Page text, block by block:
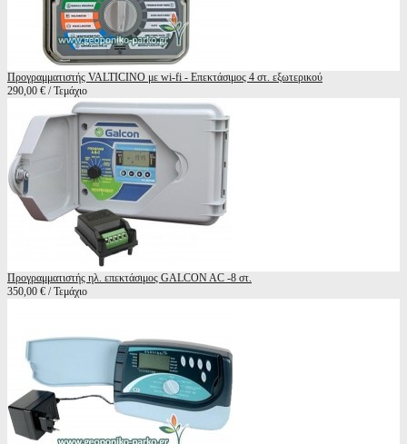
Προγραμματιστής VALTICINO με wi-fi - Επεκτάσιμος 4 στ. εξωτερικού
290,00 € / Τεμάχιο
Προγραμματιστής ηλ. επεκτάσιμος GALCON AC -8 στ.
350,00 € / Τεμάχιο